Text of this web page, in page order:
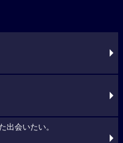
出会いたい。